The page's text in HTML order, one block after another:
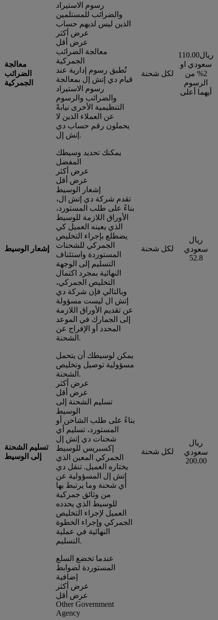
معالجة
الضرائب
الجمركية
رسوم الاستيراد
والضرائب للمستلمين
الذين ليس لديهم حساب
عرض أكثر
عرض أقل
معالجة الضرائب
الجمركية
تُطبق رسوم إدارية عند
قيام دي إتش إل بمعالجة
رسوم الاستيراد
والضرائب والرسوم
التنظيمية الأخرى نيابةً
عن العملاء الذين لا
يحملون رقم حساب دي
إتش إل.
لكل شحنة
110.00ريال
سعودي او
2% من
الرسوم
أيهما أعلى
إشعار الوسيط
يمكنك تحديد وسيطك
المفضل
عرض أكثر
عرض أقل
إشعار الوسيط
تقدم شركة دي إتش ال،
بناءً على طلب المستورد،
الأوراق اللازمة للوسيط
الذي يعينه العميل كي
يضطلع بإجراء التخليص
الجمركي للشحنات
المستوردة واستئناف
التسليم إلى الوجهة
النهائية بمجرد اكتمال
التخليص الجمركي،
وبالتالي فإن شركة دي
إتش ال ليست مسؤولة
عن تقديم الأوراق اللازمة
إلى الجمارك في الموعد
المحدد أو الإفراج عن
الشحنة.
لكل شحنة
ريال
سعودي
52.8
تسليم الشحنة
إلى الوسيط
يمكن لوسيطك أن يتحمل
مسؤولية توصيل وتخليص
الشحنة.
عرض أكثر
عرض أقل
تسليم الشحنة إلى
الوسيط
بناءً على طلب الشاحن أو
المستورد، تسليم أي
شحنات دي إتش إل
إكسبريس للوسيط
الجمركي المعين الذي
يختاره العميل. تنقل دي
إتش إل المسؤولية عن
أي شحنة وما يرتبط بها
من وثائق جمركية
للوسيط الذي يحدده
العميل لإجراء التخليص
الجمركي وإجراء الخطوة
النهائية في عملية
التسليم.
لكل شحنة
ريال
سعودي
200.00
عندما تخضع السلع
المستوردة لضوابط
إضافية
عرض أكثر
عرض أقل
Other Government
Agency